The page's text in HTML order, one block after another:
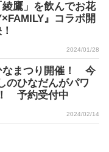
鷹」を飲んでお花
』コラボ開
2024/01/28
なまつり開催！ 今
のひなだんがパワ
予約受付中
2024/02/14